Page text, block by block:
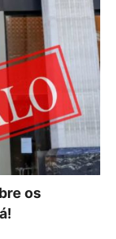
os